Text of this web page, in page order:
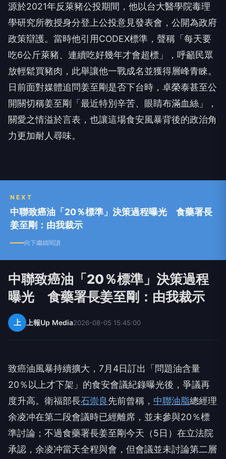
源於2021年反萊豬公投期間，他以台大醫學院毒理
學研究所教授身分登上公投意見發表會，公開為政府
政策辯護。當時他引用CODEX標準，聲稱「每天要
吃6公斤萊豬、連續吃好幾年才會超標」，呼籲民眾
放輕鬆買豬肉，此舉讓他一戰成名並獲得層峰青睞。
日前面對媒體追問姜至剛是否下台時，卓榮泰甚至公
開關切稱姜至剛「最近特別辛苦、眼睛布滿血絲」，
關愛之情溢於言表，也讓這場食安風暴背後的政治角
力更加耐人尋味。
NEXT
中聯致癌油「20％標準」決策過程曝光 食藥署長
姜至剛：由我裁示
向下繼續閱讀
中聯致癌油「20％標準」決策過程
曝光 食藥署長姜至剛：由我裁示
上 上報Up Media2026-08-05 15:45:00
致癌油風暴持續擴大，7月4日訂出「問題油含量
20％以上才下架」的食安會議紀錄曝光後，爭議再
度升高。衛福部長石崇良先前曾稱， 中聯油脂總經理
余凌冲在第二段會議時已經離席，並未參與20％標
準討論；不過食藥署長姜至剛今天（5日）在立法院
承認，余凌冲當天全程與會，但會議並未討論第二層